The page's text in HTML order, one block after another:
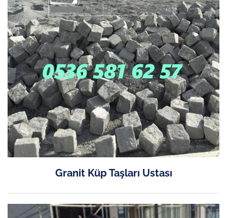
Granit Küp Taşları Ustası